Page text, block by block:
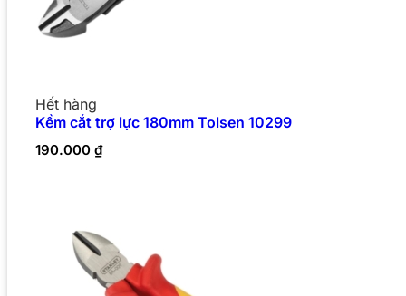
Hết hàng
Kềm cắt trợ lực 180mm Tolsen 10299
190.000 ₫